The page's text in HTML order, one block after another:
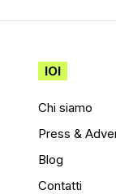
IOI
Chi siamo
Press &
Blog
Contatti